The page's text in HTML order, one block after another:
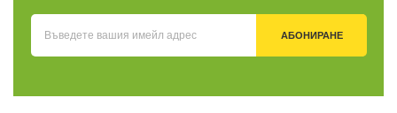
АБОНИРАНЕ